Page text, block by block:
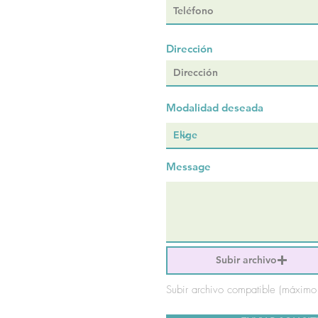
Dirección
Modalidad deseada
Message
Subir archivo